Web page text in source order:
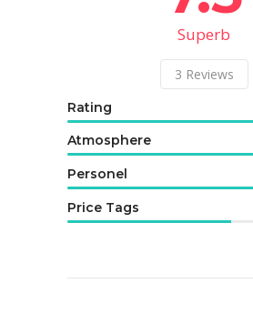
Superb
3 Reviews
Rating
Atmosphere
Personel
Price Tags